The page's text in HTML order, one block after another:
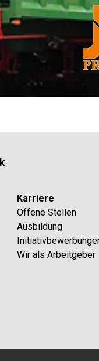
Karriere
Offene Stellen
Ausbildung
Wir als Arbeitgeber